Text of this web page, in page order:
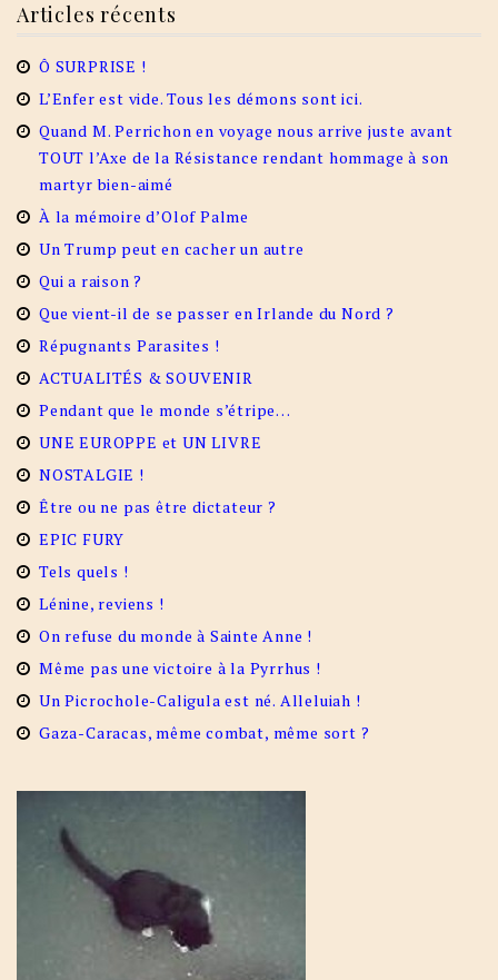
Articles récents
Ô SURPRISE !
L’Enfer est vide. Tous les démons sont ici.
Quand M. Perrichon en voyage nous arrive juste avant
TOUT l’Axe de la Résistance rendant hommage à son
martyr bien-aimé
À la mémoire d’Olof Palme
Un Trump peut en cacher un autre
Qui a raison ?
Que vient-il de se passer en Irlande du Nord ?
Répugnants Parasites !
ACTUALITÉS & SOUVENIR
Pendant que le monde s’étripe…
UNE EUROPPE et UN LIVRE
NOSTALGIE !
Être ou ne pas être dictateur ?
EPIC FURY
Tels quels !
Lénine, reviens !
On refuse du monde à Sainte Anne !
Même pas une victoire à la Pyrrhus !
Un Picrochole-Caligula est né. Alleluiah !
Gaza-Caracas, même combat, même sort ?